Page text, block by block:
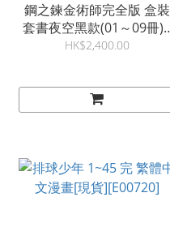
鋼之鍊金術師完全版 盒裝
套書夜空黑款(01～09冊)+
(10～18冊) 繁體中文漫畫
HK$2,400.00